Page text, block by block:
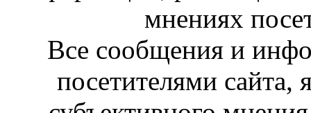
мнениях
Все сообщения и
посетителями